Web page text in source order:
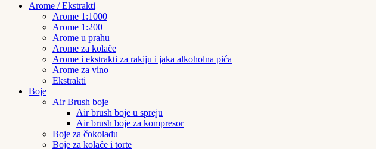
Arome / Ekstrakti
Arome 1:1000
Arome 1:200
Arome u prahu
Arome za kolače
Arome i ekstrakti za rakiju i jaka alkoholna pića
Arome za vino
Ekstrakti
Boje
Air Brush boje
Air brush boje u spreju
Air brush boje za kompresor
Boje za čokoladu
Boje za kolače i torte